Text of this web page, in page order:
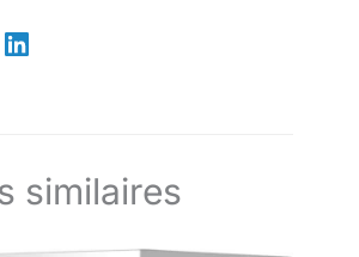
similaires